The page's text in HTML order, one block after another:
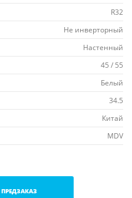
R32
Не инверторный
Настенный
45 / 55
Белый
34.5
Китай
MDV